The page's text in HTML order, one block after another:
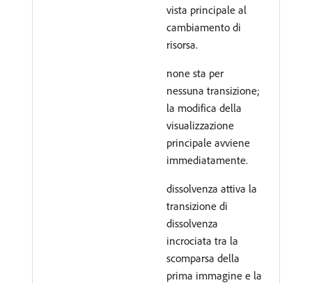
vista principale al
cambiamento di
risorsa.
none sta per
nessuna transizione;
la modifica della
visualizzazione
principale avviene
immediatamente.
dissolvenza attiva la
transizione di
dissolvenza
incrociata tra la
scomparsa della
prima immagine e la